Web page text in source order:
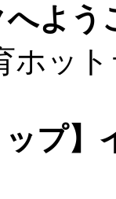
よう
ホッ
プ】